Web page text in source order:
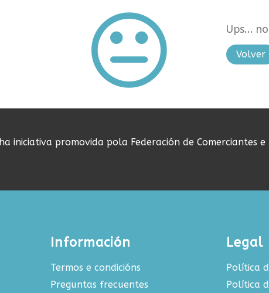
Ups...
Volver
iniciativa promovida pola Federación de Comerciantes
Información
Termos e condicións
Preguntas frecuentes
Legal
Política
Política